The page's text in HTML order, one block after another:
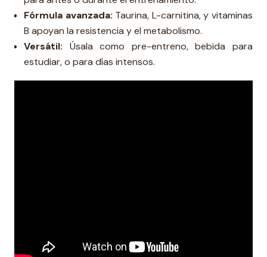
Fórmula avanzada: Taurina, L-carnitina, y vitaminas
B apoyan la resistencia y el metabolismo.
Versátil: Úsala como pre-entreno, bebida para
estudiar, o para días intensos.